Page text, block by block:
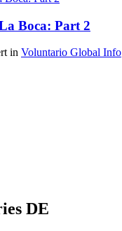
Boca: Part 2
in Voluntario Global Info
DE